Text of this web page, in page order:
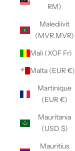
RM)
Malediivit
(MVR MVR)
Mali (XOF Fr)
Malta (EUR €)
Martinique
(EUR €)
Mauritania
(USD $)
Mauritius